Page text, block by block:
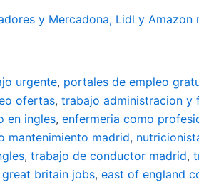
y Mercadona, Lidl y Amazon
urgente, portales de empleo
ofertas, trabajo administracion y
en ingles, enfermeria como
mantenimiento madrid,
, trabajo de conductor madrid,
great britain jobs, east of england